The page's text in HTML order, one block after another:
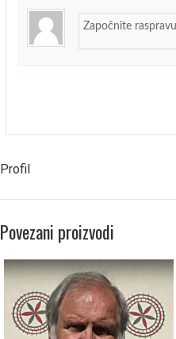
Profil
Povezani proizvodi